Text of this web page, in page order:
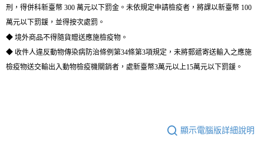
刑，得併科新臺幣 300 萬元以下罰金。未依規定申請檢疫者，將課以新臺幣 100
萬元以下罰鍰，並得按次處罰。
◆ 境外商品不得隨貨贈送應施檢疫物。
◆ 收件人違反動物傳染病防治條例第34條第3項規定，未將郵遞寄送輸入之應施
檢疫物送交輸出入動物檢疫機關銷者，處新臺幣3萬元以上15萬元以下罰鍰。
顯示電腦版詳細說明